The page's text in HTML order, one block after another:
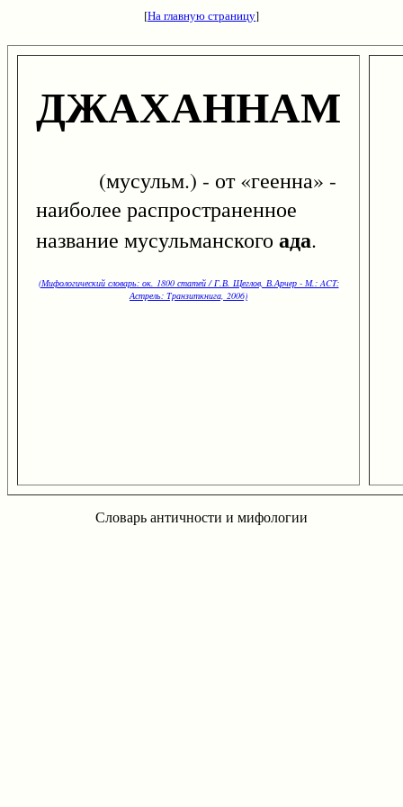
[На главную страницу]
ДЖАХАННАМ
(мусульм.) - от «геенна» -
наиболее распространенное
название мусульманского ада.
(Мифологический словарь: ок. 1800 статей / Г.В. Щеглов, В.Арчер - М.: ACT:
Астрель: Транзиткнига, 2006)
Словарь античности и мифологии